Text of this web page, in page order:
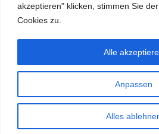
akzeptieren" klicken, stimmen Sie
Cookies zu.
Anpassen
Alles
Alle
Bürgerkurier © 2026. Alle